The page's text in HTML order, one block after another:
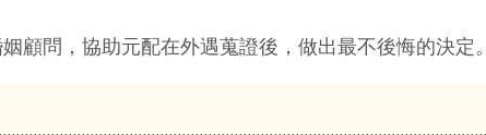
顧問，協助元配在外遇蒐證後，做出最不後悔的決定。